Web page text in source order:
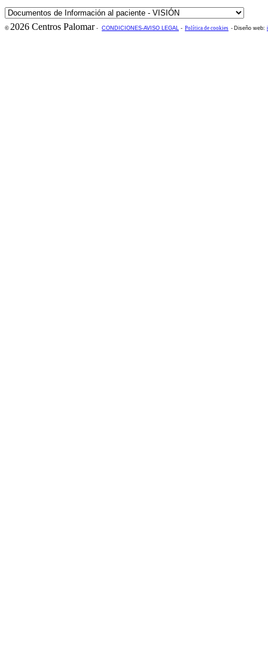
© 2026 Centros Palomar- CONDICIONES-AVISO LEGAL - Política de cookies - Diseño web: